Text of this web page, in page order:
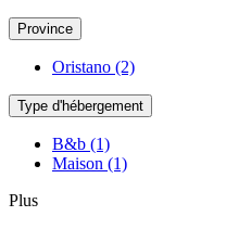
Province
Oristano (2)
Type d'hébergement
B&b (1)
Maison (1)
Plus